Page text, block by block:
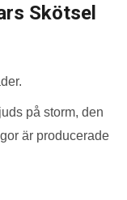
Skötsel
på storm, den
är producerade